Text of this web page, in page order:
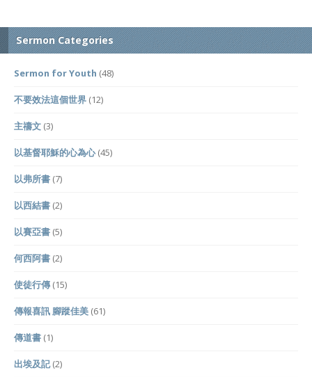
Sermon Categories
Sermon for Youth (48)
不要效法這個世界 (12)
主禱文 (3)
以基督耶穌的心為心(45)
以弗所書 (7)
以西結書 (2)
以賽亞書 (5)
何西阿書 (2)
使徒行傳 (15)
傳報喜訊 腳蹤佳美 (61)
傳道書 (1)
出埃及記(2)